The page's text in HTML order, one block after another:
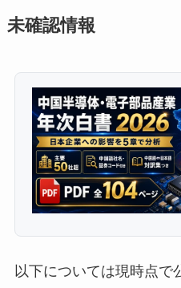
未確認情報
以下については現時点で